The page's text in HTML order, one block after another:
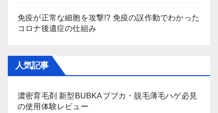
免疫が正常な細胞を攻撃!? 免疫の誤作動でわかった
コロナ後遺症の仕組み
人気記事
濃密育毛剤 新型BUBKAブブカ・脱毛薄毛ハゲ必見
の使用体験レビュー